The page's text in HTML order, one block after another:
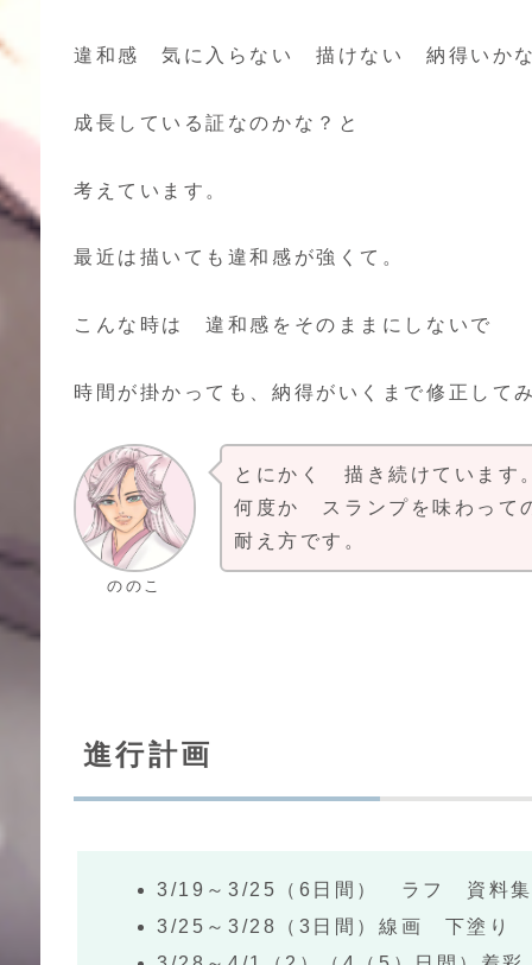
違和感 気に入らない 描けない 納得いかな
成長している証なのかな？と
考えています。
最近は描いても違和感が強くて。
こんな時は 違和感をそのままにしないで
時間が掛かっても、納得がいくまで修正して
ののこ
とにかく 描き続けています。
何度か スランプを味わって
耐え方です。
進行計画
3/19～3/25（6日間） ラフ 資料集
3/25～3/28（3日間）線画 下塗り